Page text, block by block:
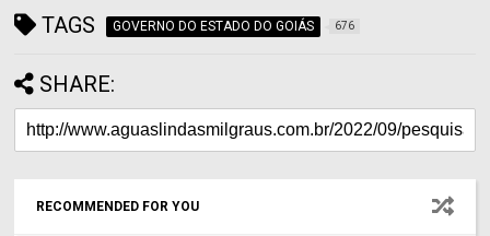
TAGS GOVERNO DO ESTADO DO GOIÁS 676
SHARE:
RECOMMENDED FOR YOU